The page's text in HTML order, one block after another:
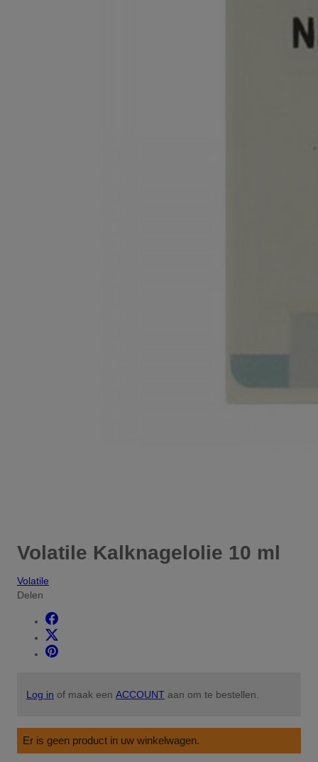
Volatile Kalknagelolie 10 ml
Volatile
Delen
Log in of maak een ACCOUNT aan om te bestellen.
Er is geen product in uw winkelwagen.